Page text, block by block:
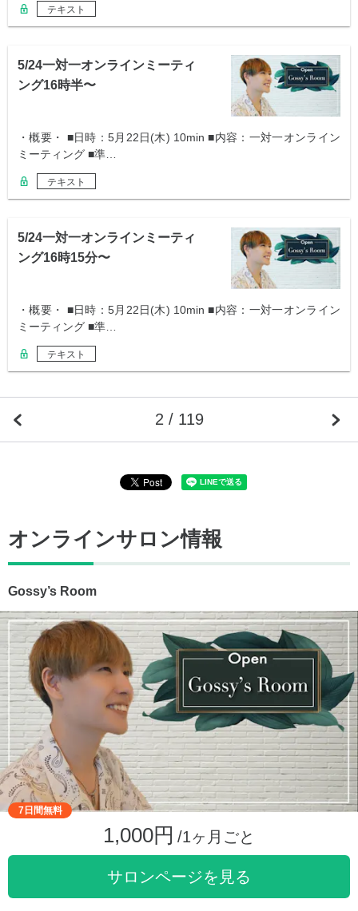
テキスト
5/24一対一オンラインミーティ
ング16時半〜
・概要・ ■日時：5月22日(木) 10min ■内容：一対一オンライン
ミーティング ■準…
テキスト
5/24一対一オンラインミーティ
ング16時15分〜
・概要・ ■日時：5月22日(木) 10min ■内容：一対一オンライン
ミーティング ■準…
テキスト
2 / 119
オンラインサロン情報
Gossy’s Room
7日間無料
1,000円 /1ヶ月ごと
サロンページを見る